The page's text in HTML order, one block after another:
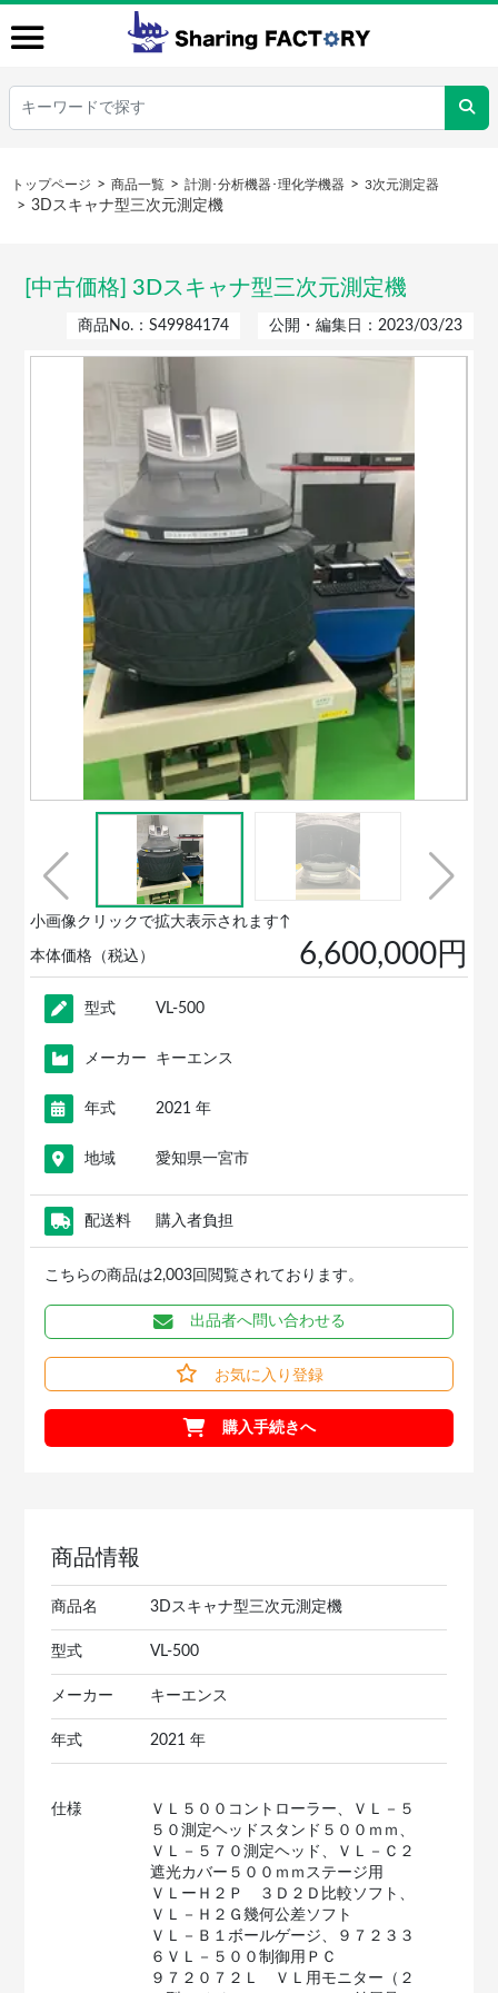
トップページ 商品一覧 計測･分析機器･理化学機器 3次元測定器
3Dスキャナ型三次元測定機
[中古価格] 3Dスキャナ型三次元測定機
商品No.：S49984174 公開・編集日：2023/03/23
小画像クリックで拡大表示されます↑
本体価格（税込） 6,600,000円
型式 VL-500
メーカー キーエンス
年式 2021 年
地域 愛知県一宮市
配送料 購入者負担
こちらの商品は2,003回閲覧されております。
出品者へ問い合わせる
お気に入り登録
購入手続きへ
商品情報
商品名 3Dスキャナ型三次元測定機
型式 VL-500
メーカー キーエンス
年式 2021 年
仕様
ＶＬ５００コントローラー、ＶＬ－５
５０測定ヘッドスタンド５００ｍｍ、
ＶＬ－５７０測定ヘッド、ＶＬ－Ｃ２
遮光カバー５００ｍｍステージ用
ＶＬーＨ２Ｐ ３Ｄ２Ｄ比較ソフト、
ＶＬ－Ｈ２Ｇ幾何公差ソフト
ＶＬ－Ｂ１ボールゲージ、９７２３３
６ＶＬ－５００制御用ＰＣ
９７２０７２Ｌ ＶＬ用モニター（２